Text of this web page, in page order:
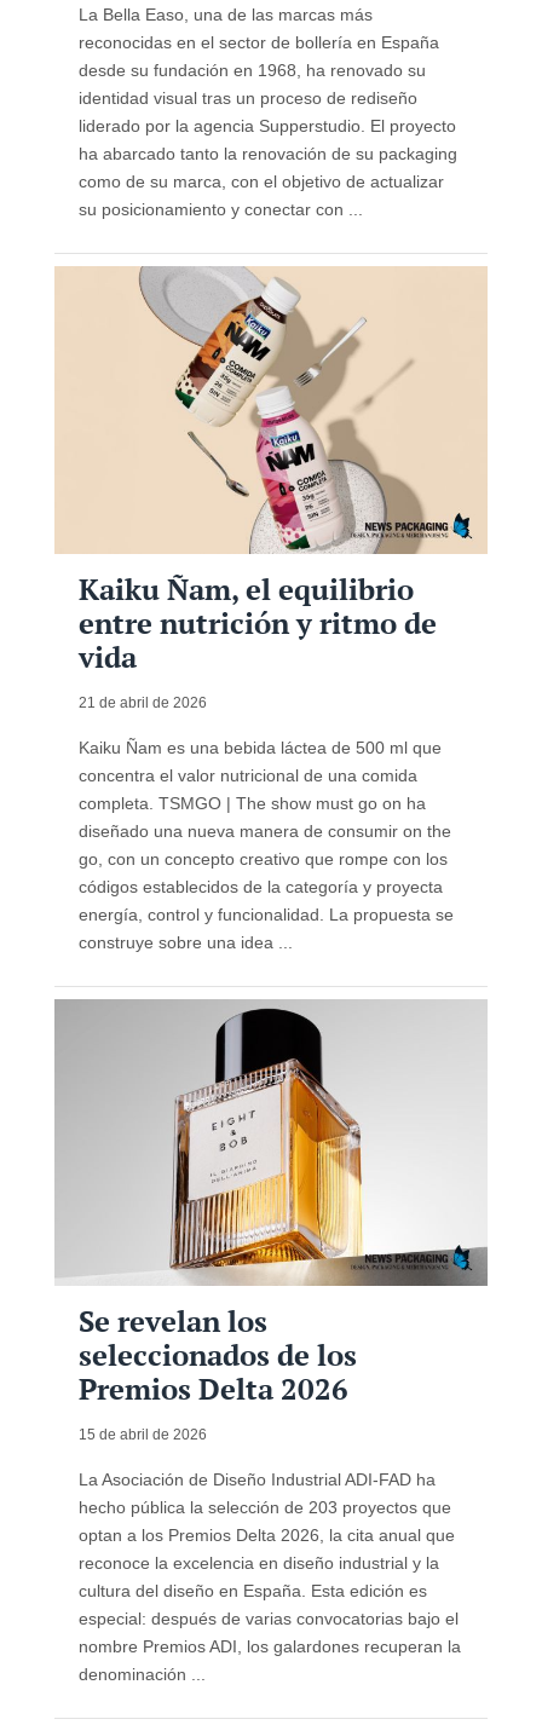
La Bella Easo, una de las marcas más
reconocidas en el sector de bollería en España
desde su fundación en 1968, ha renovado su
identidad visual tras un proceso de rediseño
liderado por la agencia Supperstudio. El proyecto
ha abarcado tanto la renovación de su packaging
como de su marca, con el objetivo de actualizar
su posicionamiento y conectar con ...
Kaiku Ñam, el equilibrio
entre nutrición y ritmo de
vida
21 de abril de 2026
Kaiku Ñam es una bebida láctea de 500 ml que
concentra el valor nutricional de una comida
completa. TSMGO | The show must go on ha
diseñado una nueva manera de consumir on the
go, con un concepto creativo que rompe con los
códigos establecidos de la categoría y proyecta
energía, control y funcionalidad. La propuesta se
construye sobre una idea ...
Se revelan los
seleccionados de los
Premios Delta 2026
15 de abril de 2026
La Asociación de Diseño Industrial ADI-FAD ha
hecho pública la selección de 203 proyectos que
optan a los Premios Delta 2026, la cita anual que
reconoce la excelencia en diseño industrial y la
cultura del diseño en España. Esta edición es
especial: después de varias convocatorias bajo el
nombre Premios ADI, los galardones recuperan la
denominación ...